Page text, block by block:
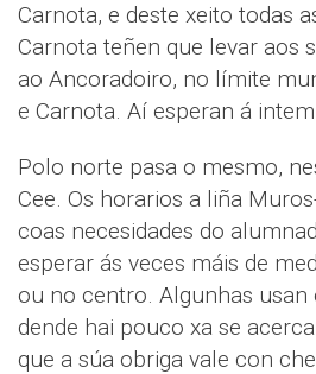
Carnota, e deste xeito todas
Carnota teñen que levar aos
ao Ancoradoiro, no límite
e Carnota. Aí esperan á
Polo norte pasa o mesmo,
Cee. Os horarios a liña
coas necesidades do
esperar ás veces máis de
ou no centro. Algunhas usan
dende hai pouco xa se
que a súa obriga vale con